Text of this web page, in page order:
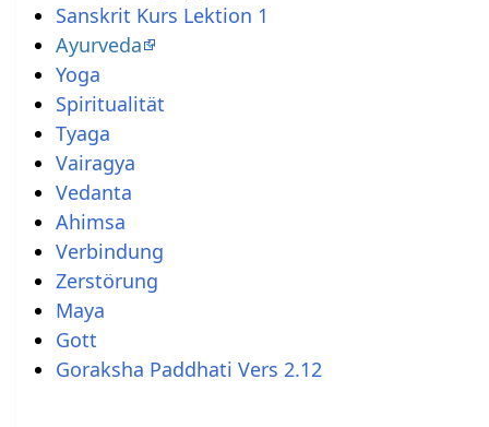
Sanskrit Kurs Lektion 1
Ayurveda
Yoga
Spiritualität
Tyaga
Vairagya
Vedanta
Ahimsa
Verbindung
Zerstörung
Maya
Gott
Goraksha Paddhati Vers 2.12